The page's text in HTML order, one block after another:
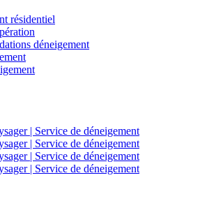
résidentiel
déneigement